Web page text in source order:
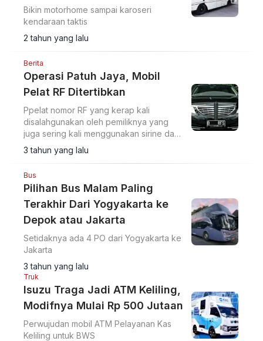
Bikin motorhome sampai karoseri
kendaraan taktis
2 tahun yang lalu
Berita
Operasi Patuh Jaya, Mobil
Pelat RF Ditertibkan
Ppelat nomor RF yang kerap kali
disalahgunakan oleh pemiliknya yang
juga sering kali menggunakan sirine dan
strobo yang bukan peruntukkan
3 tahun yang lalu
Bus
Pilihan Bus Malam Paling
Terakhir Dari Yogyakarta ke
Depok atau Jakarta
Setidaknya ada 4 PO dari Yogyakarta ke
Jakarta
3 tahun yang lalu
Truk
Isuzu Traga Jadi ATM Keliling,
Modifnya Mulai Rp 500 Jutaan
Perwujudan mobil ATM Pelayanan Kas
Keliling untuk BWS